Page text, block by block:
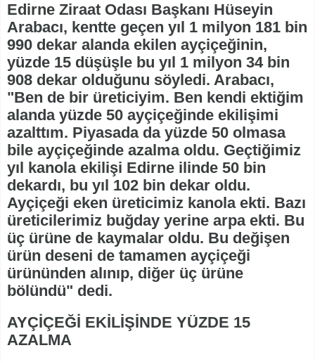
Edirne Ziraat Odası Başkanı Hüseyin
Arabacı, kentte geçen yıl 1 milyon 181 bin
990 dekar alanda ekilen ayçiçeğinin,
yüzde 15 düşüşle bu yıl 1 milyon 34 bin
908 dekar olduğunu söyledi. Arabacı,
"Ben de bir üreticiyim. Ben kendi ektiğim
alanda yüzde 50 ayçiçeğinde ekilişimi
azalttım. Piyasada da yüzde 50 olmasa
bile ayçiçeğinde azalma oldu. Geçtiğimiz
yıl kanola ekilişi Edirne ilinde 50 bin
dekardı, bu yıl 102 bin dekar oldu.
Ayçiçeği eken üreticimiz kanola ekti. Bazı
üreticilerimiz buğday yerine arpa ekti. Bu
üç ürüne de kaymalar oldu. Bu değişen
ürün deseni de tamamen ayçiçeği
ürününden alınıp, diğer üç ürüne
bölündü" dedi.
AYÇİÇEĞİ EKİLİŞİNDE YÜZDE 15
AZALMA